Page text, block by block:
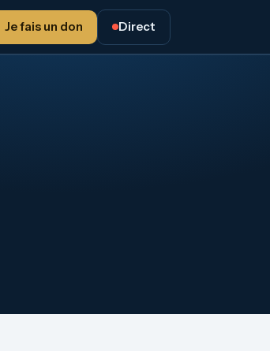
Je fais un don Direct